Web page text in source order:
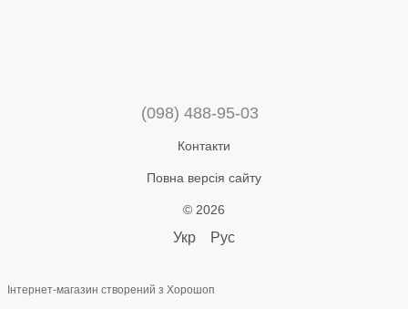
(098) 488-95-03
Контакти
Повна версія сайту
© 2026
Укр Рус
Інтернет-магазин створений з Хорошоп